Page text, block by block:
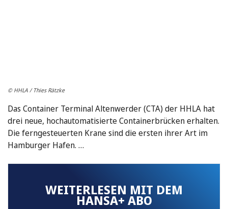
© HHLA / Thies Rätzke
Das Container Terminal Altenwerder (CTA) der HHLA hat
drei neue, hochautomatisierte Containerbrücken erhalten.
Die ferngesteuerten Krane sind die ersten ihrer Art im
Hamburger Hafen. …
WEITERLESEN MIT DEM
HANSA+ ABO